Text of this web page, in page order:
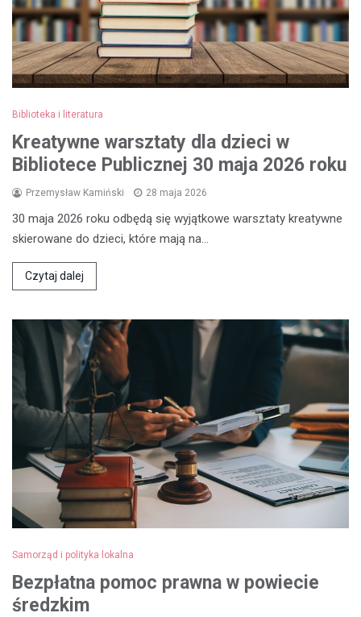
Biblioteka i literatura
Kreatywne warsztaty dla dzieci w
Bibliotece Publicznej 30 maja 2026 roku
Przemysław Kamiński 28 maja 2026
30 maja 2026 roku odbędą się wyjątkowe warsztaty kreatywne
skierowane do dzieci, które mają na…
Czytaj dalej
Samorząd i polityka lokalna
Bezpłatna pomoc prawna w powiecie
średzkim